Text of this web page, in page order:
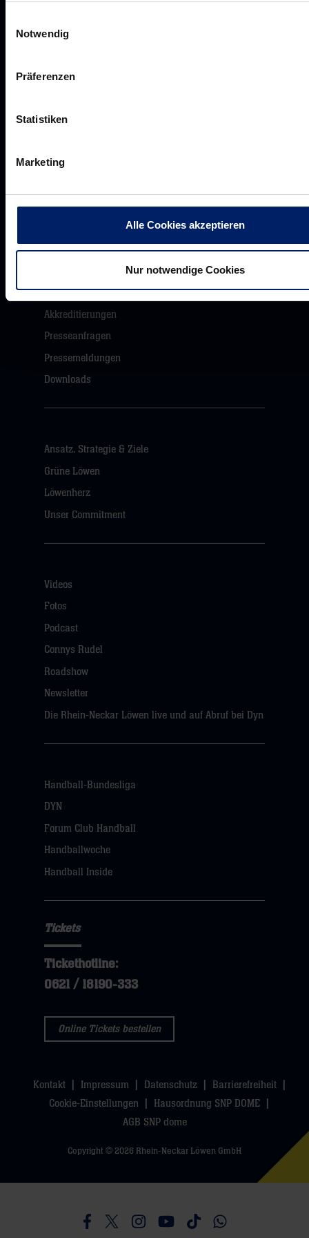
Notwendig
Präferenzen
Statistiken
Marketing
Alle Cookies akzeptieren
Nur notwendige Cookies
Unsere Partner
VIP Dauerkarten
Mikrosponsoring
Akkreditierungen
Presseanfragen
Pressemeldungen
Downloads
Ansatz, Strategie & Ziele
Grüne Löwen
Löwenherz
Unser Commitment
Videos
Fotos
Podcast
Connys Rudel
Roadshow
Newsletter
Die Rhein-Neckar Löwen live und auf Abruf bei Dyn
Handball-Bundesliga
DYN
Forum Club Handball
Handballwoche
Handball Inside
Tickets
Tickethotline:
0621 / 18190-333
Online Tickets bestellen
Kontakt Impressum Datenschutz
Barrierefreiheit
Cookie-Einstellungen
Hausordnung SNP DOME
AGB SNP dome
Copyright © 2026 Rhein-Neckar Löwen GmbH
Besucht uns auf Facebook
Besucht uns auf Twitter
Besucht uns auf Instagram
Besucht uns auf Youtube
Besucht uns auf
Besucht uns auf